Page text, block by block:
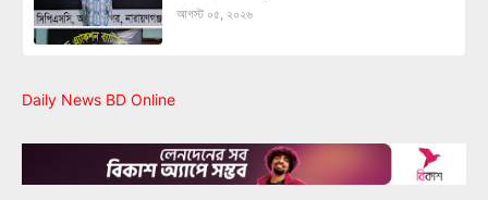
আগস্ট ০৫, ২০২৬
Daily News BD Online